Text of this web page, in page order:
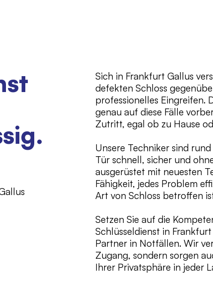
Sich in Frankfurt Gallus
defekten Schloss
professionelles Eingreifen.
genau auf diese Fälle
Zutritt, egal ob zu Hause
Unsere Techniker sind
Tür schnell, sicher und
ausgerüstet mit neuesten
Fähigkeit, jedes Problem
Art von Schloss betroffen
Setzen Sie auf die
Schlüsseldienst in
Partner in Notfällen. Wir
Zugang, sondern sorgen
Ihrer Privatsphäre in jeder